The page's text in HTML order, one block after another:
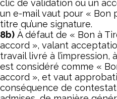
clic de validation ou un
un e-mail vaut pour « Bon
titre qu’une signature.
8b) À défaut de « Bon à
accord », valant
travail livré à l’impression,
est considéré comme «
accord », et vaut
conséquence de